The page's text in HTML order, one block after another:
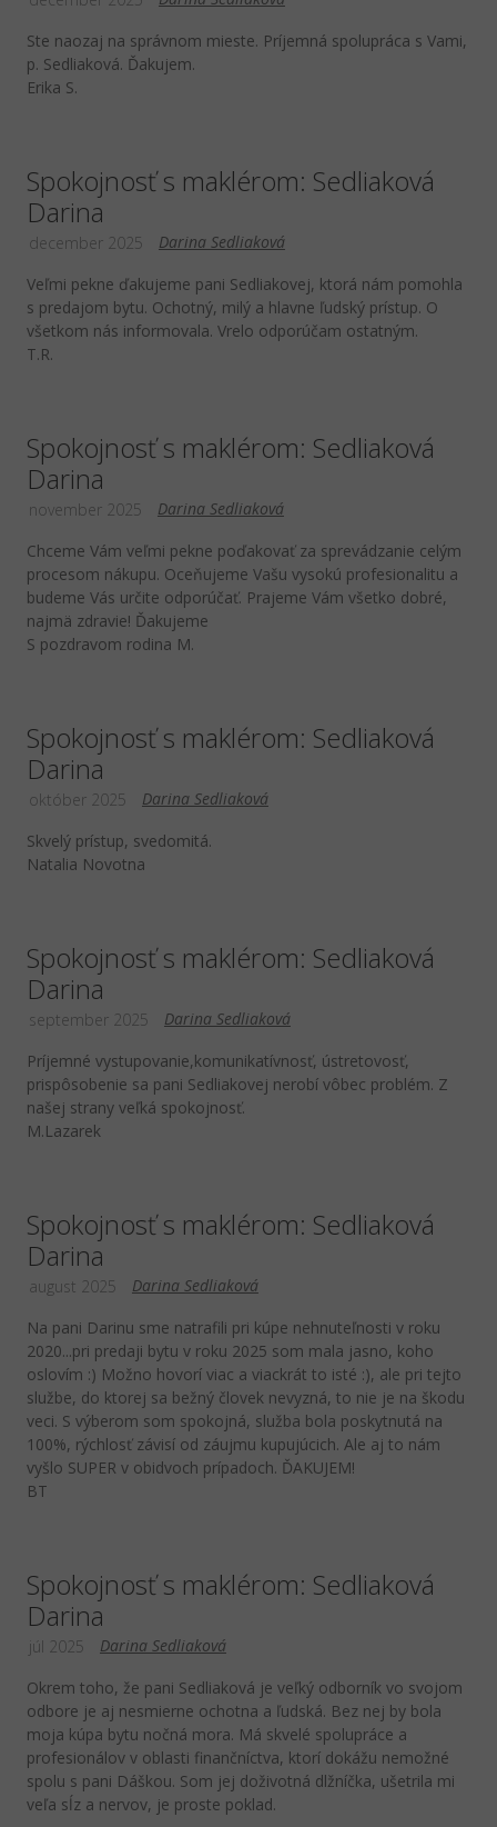
Ste naozaj na správnom mieste. Príjemná spolupráca s Vami,
p. Sedliaková. Ďakujem.
Erika S.
Spokojnosť s maklérom: Sedliaková
Darina
Darina Sedliaková
december 2025
Veľmi pekne ďakujeme pani Sedliakovej, ktorá nám pomohla
s predajom bytu. Ochotný, milý a hlavne ľudský prístup. O
všetkom nás informovala. Vrelo odporúčam ostatným.
T.R.
Spokojnosť s maklérom: Sedliaková
Darina
Darina Sedliaková
november 2025
Chceme Vám veľmi pekne poďakovať za sprevádzanie celým
procesom nákupu. Oceňujeme Vašu vysokú profesionalitu a
budeme Vás určite odporúčať. Prajeme Vám všetko dobré,
najmä zdravie! Ďakujeme
S pozdravom rodina M.
Spokojnosť s maklérom: Sedliaková
Darina
Darina Sedliaková
október 2025
Skvelý prístup, svedomitá.
Natalia Novotna
Spokojnosť s maklérom: Sedliaková
Darina
Darina Sedliaková
september 2025
Príjemné vystupovanie,komunikatívnosť, ústretovosť,
prispôsobenie sa pani Sedliakovej nerobí vôbec problém. Z
našej strany veľká spokojnosť.
M.Lazarek
Spokojnosť s maklérom: Sedliaková
Darina
Darina Sedliaková
august 2025
Na pani Darinu sme natrafili pri kúpe nehnuteľnosti v roku
2020...pri predaji bytu v roku 2025 som mala jasno, koho
oslovím :) Možno hovorí viac a viackrát to isté :), ale pri tejto
službe, do ktorej sa bežný človek nevyzná, to nie je na škodu
veci. S výberom som spokojná, služba bola poskytnutá na
100%, rýchlosť závisí od záujmu kupujúcich. Ale aj to nám
vyšlo SUPER v obidvoch prípadoch. ĎAKUJEM!
BT
Spokojnosť s maklérom: Sedliaková
Darina
Darina Sedliaková
júl 2025
Okrem toho, že pani Sedliaková je veľký odborník vo svojom
odbore je aj nesmierne ochotna a ľudská. Bez nej by bola
moja kúpa bytu nočná mora. Má skvelé spolupráce a
profesionálov v oblasti finančníctva, ktorí dokážu nemožné
spolu s pani Dáškou. Som jej doživotná dlžníčka, ušetrila mi
veľa sĺz a nervov, je proste poklad.